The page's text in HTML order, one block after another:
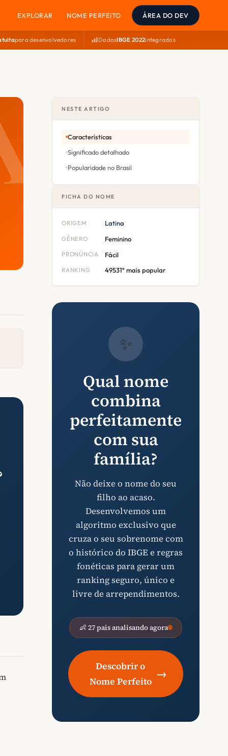
EXPLORAR NOME PERFEITO ÁREA DO DEV
para desenvolvedores DadosIBGE 2022integrados
NESTE ARTIGO
Características
Significado detalhado
Popularidade no Brasil
FICHA DO NOME
ORIGEM Latina
GÊNERO Feminino
PRONÚNCIA Fácil
RANKING 49531º mais popular
✨
Qual nome
combina
perfeitamente
com sua
família?
Não deixe o nome do seu
filho ao acaso.
Desenvolvemos um
algoritmo exclusivo que
cruza o seu sobrenome com
o histórico do IBGE e regras
fonéticas para gerar um
ranking seguro, único e
livre de arrependimentos.
👶 27 pais analisando agora
Descobrir o
Nome Perfeito
→